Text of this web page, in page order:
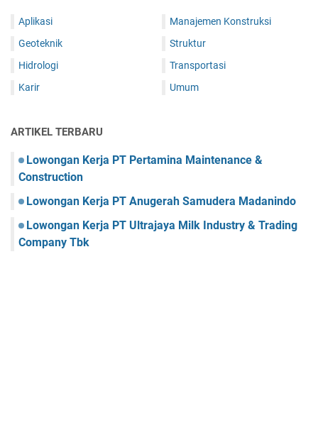
Aplikasi
Geoteknik
Hidrologi
Karir
Manajemen Konstruksi
Struktur
Transportasi
Umum
ARTIKEL TERBARU
Lowongan Kerja PT Pertamina Maintenance &
Construction
Lowongan Kerja PT Anugerah Samudera Madanindo
Lowongan Kerja PT Ultrajaya Milk Industry & Trading
Company Tbk